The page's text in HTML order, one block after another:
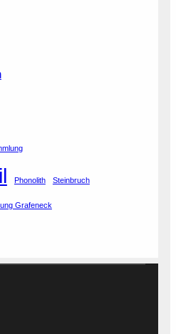
Phonolith Steinbruch
Grafeneck